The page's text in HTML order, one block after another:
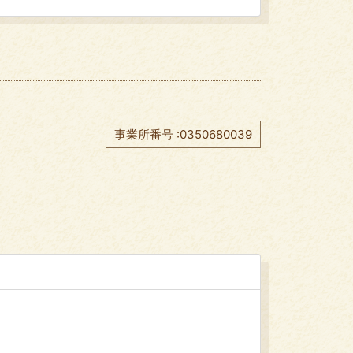
事業所番号 :0350680039